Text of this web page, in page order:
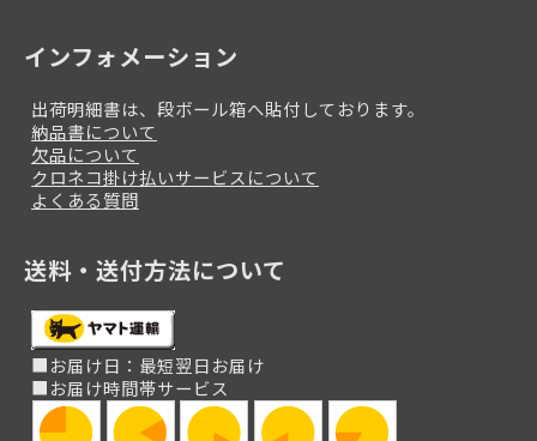
インフォメーション
出荷明細書は、段ボール箱へ貼付しております。
納品書について
欠品について
クロネコ掛け払いサービスについて
よくある質問
送料・送付方法について
■お届け日：最短翌日お届け
■お届け時間帯サービス